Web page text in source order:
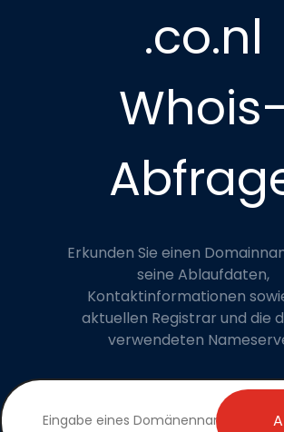
.co.nl
Whois-
Erkunden Sie einen
seine Ablaufdaten,
Kontaktinformationen
aktuellen Registrar und die
verwendeten